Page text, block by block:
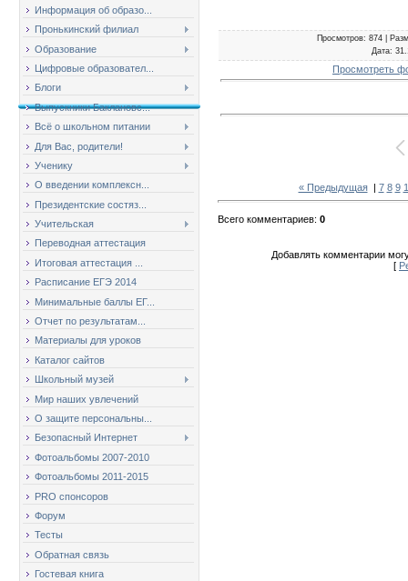
Информация об образо...
Пронькинский филиал
Образование
Цифровые образовател...
Блоги
Выпускники Баклановс...
Всё о школьном питании
Для Вас, родители!
Ученику
О введении комплексн...
Президентские состяз...
Учительская
Переводная аттестация
Итоговая аттестация ...
Расписание ЕГЭ 2014
Минимальные баллы ЕГ...
Отчет по результатам...
Материалы для уроков
Каталог сайтов
Школьный музей
Мир наших увлечений
О защите персональны...
Безопасный Интернет
Фотоальбомы 2007-2010
Фотоальбомы 2011-2015
PRO спонсоров
Форум
Тесты
Обратная связь
Гостевая книга
Просмотров: 874 |
Дата:
Просмотреть
« Предыдущая| 7 8 9
Всего комментариев: 0
Добавлять комментарии
[